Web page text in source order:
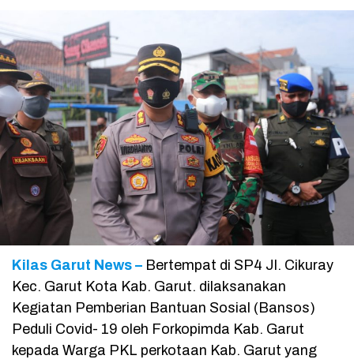
Kilas Garut News – Bertempat di SP4 Jl. Cikuray
Kec. Garut Kota Kab. Garut. dilaksanakan
Kegiatan Pemberian Bantuan Sosial (Bansos)
Peduli Covid- 19 oleh Forkopimda Kab. Garut
kepada Warga PKL perkotaan Kab. Garut yang